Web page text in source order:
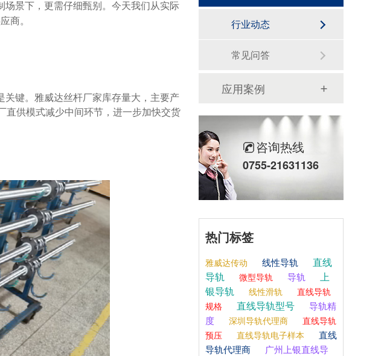
场景下，更需仔细甄别。今天我们从实际
商。
直供模式减少中间环节，进一步加快交货
行业动态
常见问答
应用案例
咨询热线
0755-21631136
热门标签
雅威达传动 线性导轨
直线
导轨
微型导轨 导轨
上
银导轨
线性滑轨
直线导轨
规格
直线导轨型号
导轨精
度
深圳导轨代理商
直线导轨
预压
直线导轨电子样本
直线
导轨代理商
广州上银直线导